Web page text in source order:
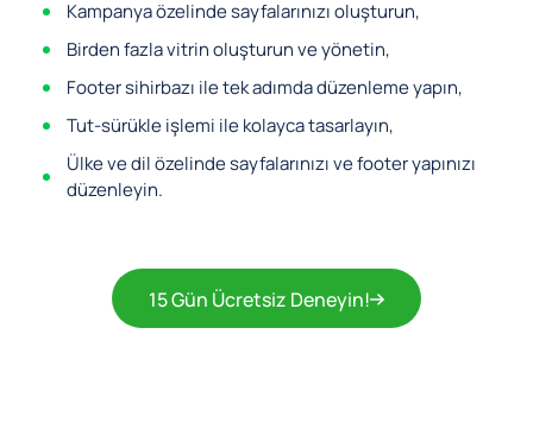
Kampanya özelinde sayfalarınızı oluşturun,
Birden fazla vitrin oluşturun ve yönetin,
Footer sihirbazı ile tek adımda düzenleme yapın,
Tut-sürükle işlemi ile kolayca tasarlayın,
Ülke ve dil özelinde sayfalarınızı ve footer yapınızı
düzenleyin.
15 Gün Ücretsiz Deneyin!